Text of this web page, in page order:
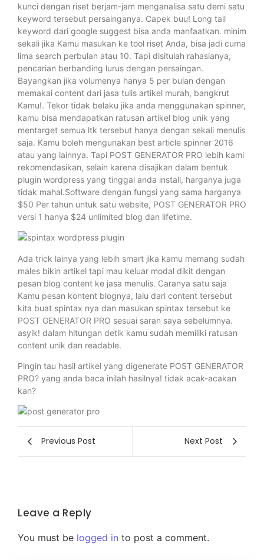
kunci dengan riset berjam-jam menganalisa satu demi satu
keyword tersebut persainganya. Capek buu! Long tail
keyword dari google suggest bisa anda manfaatkan. minim
sekali jika Kamu masukan ke tool riset Anda, bisa jadi cuma
lima search perbulan atau 10. Tapi disitulah rahasianya,
pencarian berbanding lurus dengan persaingan.
Bayangkan jika volumenya hanya 5 per bulan dengan
memakai content dari jasa tulis artikel murah, bangkrut
Kamu!. Tekor tidak belaku jika anda menggunakan spinner,
kamu bisa mendapatkan ratusan artikel blog unik yang
mentarget semua ltk tersebut hanya dengan sekali menulis
saja. Kamu boleh mengunakan best article spinner 2016
atau yang lainnya. Tapi POST GENERATOR PRO lebih kami
rekomendasikan, selain karena disajikan dalam bentuk
plugin wordpress yang tinggal anda install, harganya juga
tidak mahal.Software dengan fungsi yang sama harganya
$50 Per tahun untuk satu website, POST GENERATOR PRO
versi 1 hanya $24 unlimited blog dan lifetime.
Ada trick lainya yang lebih smart jika kamu memang sudah
males bikin artikel tapi mau keluar modal dikit dengan
pesan blog content ke jasa menulis. Caranya satu saja
Kamu pesan kontent blognya, lalu dari content tersebut
kita buat spintax nya dan masukan spintax tersebut ke
POST GENERATOR PRO sesuai saran saya sebelumnya.
asyik! dalam hitungan detik kamu sudah memiliki ratusan
content unik dan readable.
Pingin tau hasil artikel yang digenerate POST GENERATOR
PRO? yang anda baca inilah hasilnya! tidak acak-acakan
kan?
Previous Post Next Post
Leave a Reply
You must be logged in to post a comment.